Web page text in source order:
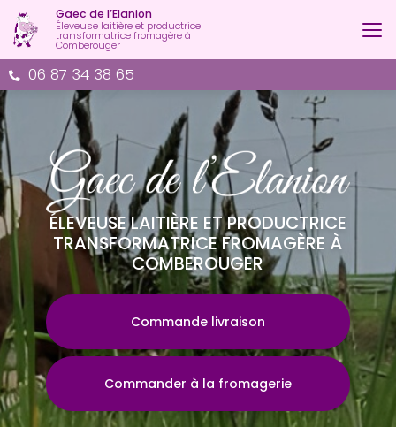
Aller
au
contenu
principal
06 87 34 38 65
Gaec de l’Elanion
Éleveuse laitière et productrice
transformatrice fromagère à
Comberouger
ÉLEVEUSE LAITIÈRE ET PRODUCTRICE
TRANSFORMATRICE FROMAGÈRE À
COMBEROUGER
Commande livraison
Commander à la fromagerie